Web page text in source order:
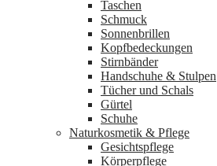
Taschen
Schmuck
Sonnenbrillen
Kopfbedeckungen
Stirnbänder
Handschuhe & Stulpen
Tücher und Schals
Gürtel
Schuhe
Naturkosmetik & Pflege
Gesichtspflege
Körperpflege